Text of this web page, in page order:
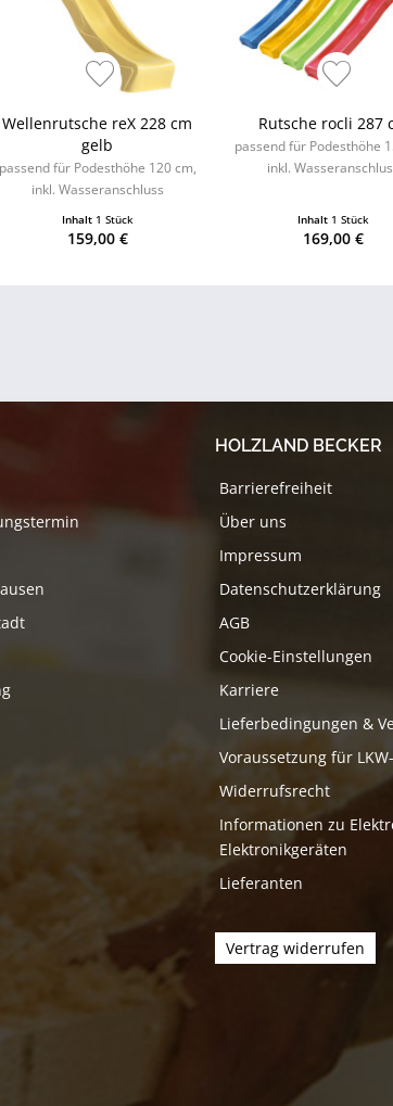
Wellenrutsche reX 228 cm
gelb
passend für Podesthöhe 120 cm,
inkl. Wasseranschluss
Inhalt 1 Stück
159,00 €
Rutsche rocli 287
passend für Podesthöhe
inkl.
Inhalt 1 Stück
169,00 €
HOLZLAND BECKER
Barrierefreiheit
Über uns
Impressum
Datenschutzerklärung
AGB
Cookie-Einstellungen
Karriere
Lieferbedingungen &
Voraussetzung für
Widerrufsrecht
Informationen zu
Elektronikgeräten
Lieferanten
Vertrag widerrufen